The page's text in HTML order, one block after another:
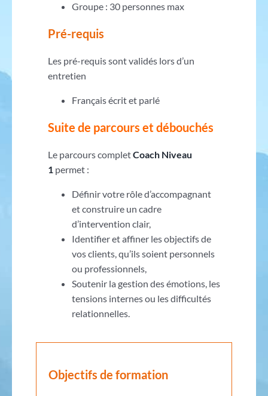
Groupe : 30 personnes max
Pré-requis
Les pré-requis sont validés lors d’un
entretien
Français écrit et parlé
Suite de parcours et débouchés
Le parcours completCoach Niveau
1 permet :
Définir votre rôle d’accompagnant
et construire un cadre
d’intervention clair,
Identifier et affiner les objectifs de
vos clients, qu’ils soient personnels
ou professionnels,
Soutenir la gestion des émotions, les
tensions internes ou les difficultés
relationnelles.
Objectifs de formation